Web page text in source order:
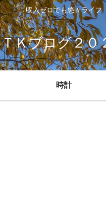
収入ゼロでも悠々ライフ
ＴＫブログ２０
時計